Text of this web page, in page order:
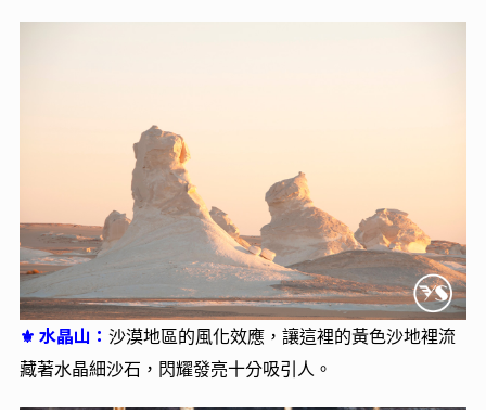
⚜ 水晶山： 沙漠地區的風化效應，讓這裡的黃色沙地裡流
藏著水晶細沙石，閃耀發亮十分吸引人。